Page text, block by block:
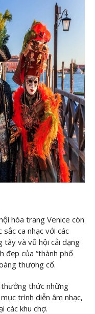
hóa trang Venice còn
sắc ca nhạc với các
tây và vũ hội cải dạng
đẹp của “thành phố
thượng cổ.
thưởng thức những
trình diễn âm nhạc,
các khu chợ.